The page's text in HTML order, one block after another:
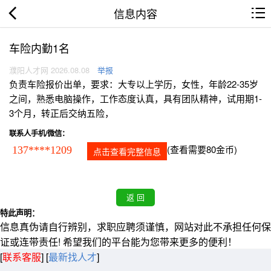
信息内容
车险内勤1名
濮阳人才网 2026.08.08 举报
负责车险报价出单，要求：大专以上学历，女性，年龄22-35岁
之间，熟悉电脑操作，工作态度认真，具有团队精神，试用期1-
3个月，转正后交纳五险，
联系人手机/微信：
137****1209 点击查看完整信息 (查看需要80金币)
特此声明：
信息真伪请自行辨别，求职应聘须谨慎，网站对此不承担任何保
证或连带责任! 希望我们的平台能为您带来更多的便利！
[联系客服] [最新找人才]